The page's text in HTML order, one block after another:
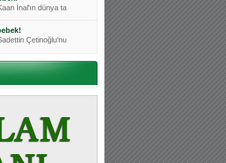
İnal'ın dünya ta
Çetinoğlu'nu
Tetik
isimlerinde
açılsın is
ekibimizin